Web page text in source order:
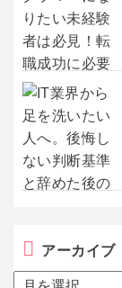
アーカイブ
ア